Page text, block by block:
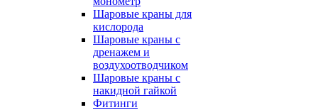
Шаровые краны для
кислорода
Шаровые краны с
дренажем и
воздухоотводчиком
Шаровые краны с
накидной гайкой
Фитинги